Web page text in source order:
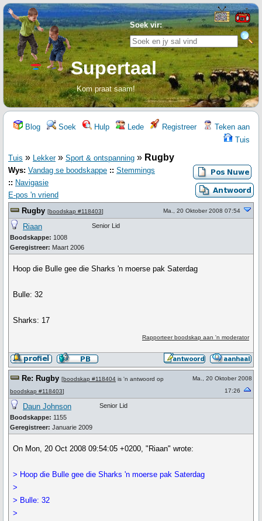
Soek vir:
Supertaal
Kom praat saam!
Blog Soek Hulp Lede Registreer
Teken aan
Tuis
Tuis » Lekker» Sport & ontspanning » Rugby
Wys: Vandag se boodskappe :: Stemmings
:: Navigasie
E-pos 'n vriend
Rugby [boodskap #118403] Ma., 20 Oktober 2008 07:54
Riaan
Boodskappe: 1008
Geregistreer: Maart 2006
Senior Lid
Hoop die Bulle gee die Sharks 'n moerse pak Saterdag
Bulle: 32
Sharks: 17
Rapporteer boodskap aan 'n moderator
Re: Rugby [boodskap #118404 is 'n antwoord op
boodskap #118403]
Ma., 20 Oktober 2008
17:26
Daun Johnson
Boodskappe: 1155
Geregistreer: Januarie 2009
Senior Lid
On Mon, 20 Oct 2008 09:54:05 +0200, "Riaan" wrote:
> Hoop die Bulle gee die Sharks 'n moerse pak Saterdag
>
> Bulle: 32
>